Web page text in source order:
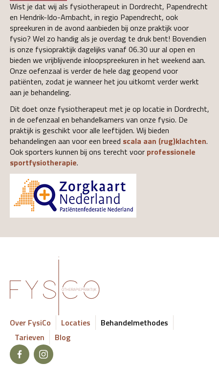
Wist je dat wij als fysiotherapeut in Dordrecht, Papendrecht
en Hendrik-Ido-Ambacht, in regio Papendrecht, ook
spreekuren in de avond aanbieden bij onze praktijk voor
fysio? Wel zo handig als je overdag te druk bent! Bovendien
is onze fysiopraktijk dagelijks vanaf 06.30 uur al open en
bieden we vrijblijvende inloopspreekuren in het weekend aan.
Onze oefenzaal is verder de hele dag geopend voor
patiënten, zodat je wanneer het jou uitkomt verder werkt
aan je behandeling.
Dit doet onze fysiotherapeut met je op locatie in Dordrecht,
in de oefenzaal en behandelkamers van onze fysio. De
praktijk is geschikt voor alle leeftijden. Wij bieden
behandelingen aan voor een breed scala aan (rug)klachten.
Ook sporters kunnen bij ons terecht voor professionele
sportfysiotherapie.
Over FysiCo Locaties
Behandelmethodes
Tarieven
Blog